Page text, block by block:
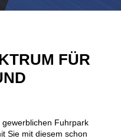
FÜR
Fuhrpark
Sie mit diesem schon